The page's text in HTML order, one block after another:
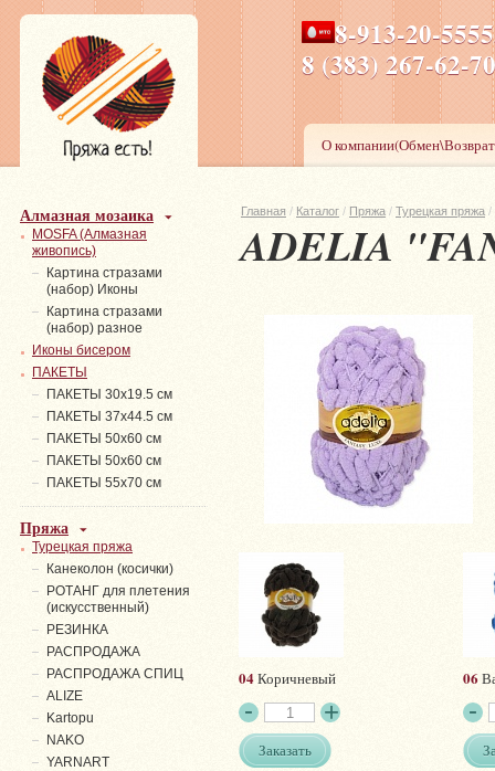
8-913-20-
8 (383) 267-
ПН-ПТ 8-17,СБ-ВС 9-
О
Главная / Каталог / Пряжа / Турецкая пряжа /
ADELIA
04Коричневый
Заказать
06
Алмазная мозаика
MOSFA (Алмазная
живопись)
Картина стразами
(набор) Иконы
Картина стразами
(набор) разное
Иконы бисером
ПАКЕТЫ
ПАКЕТЫ 30х19.5 см
ПАКЕТЫ 37х44.5 см
ПАКЕТЫ 50х60 см
ПАКЕТЫ 50х60 см
ПАКЕТЫ 55х70 см
Пряжа
Турецкая пряжа
Канеколон (косички)
РОТАНГ для плетения
(искусственный)
PЕЗИНКА
РАСПРОДАЖА
РАСПРОДАЖА СПИЦ
ALIZE
Kartopu
NAKO
YARNART